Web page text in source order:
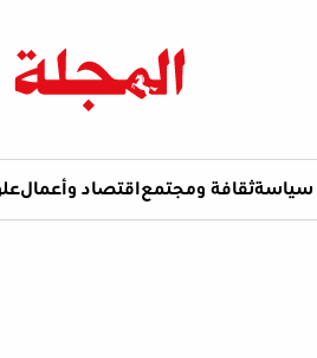
سياسةثقافة ومجتمع اقتصاد وأعمال